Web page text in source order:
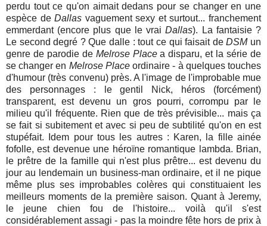
perdu tout ce qu'on aimait dedans pour se changer en une
espèce deDallas vaguement sexy et surtout... franchement
emmerdant (encore plus que le vraiDallas). La fantaisie ?
Le second degré ? Que dalle : tout ce qui faisait deDSMun
genre de parodie de Melrose Placea disparu, et la série de
se changer en Melrose Placeordinaire - à quelques touches
d'humour (très convenu) près. A l'image de l'improbable mue
des personnages : le gentil Nick, héros (forcément)
transparent, est devenu un gros pourri, corrompu par le
milieu qu'il fréquente. Rien que de très prévisible... mais ça
se fait si subitement et avec si peu de subtilité qu'on en est
stupéfait. Idem pour tous les autres : Karen, la fille ainée
fofolle, est devenue une héroïne romantique lambda. Brian,
le prêtre de la famille qui n'est plus prêtre... est devenu du
jour au lendemain un business-man ordinaire, et il ne pique
même plus ses improbables colères qui constituaient les
meilleurs moments de la première saison. Quant à Jeremy,
le jeune chien fou de l'histoire... voilà qu'il s'est
considérablement assagi - pas la moindre fête hors de prix à